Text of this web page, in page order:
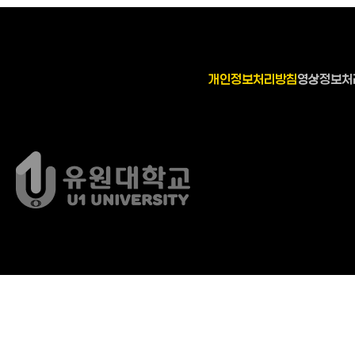
개인정보처리방침영상정보